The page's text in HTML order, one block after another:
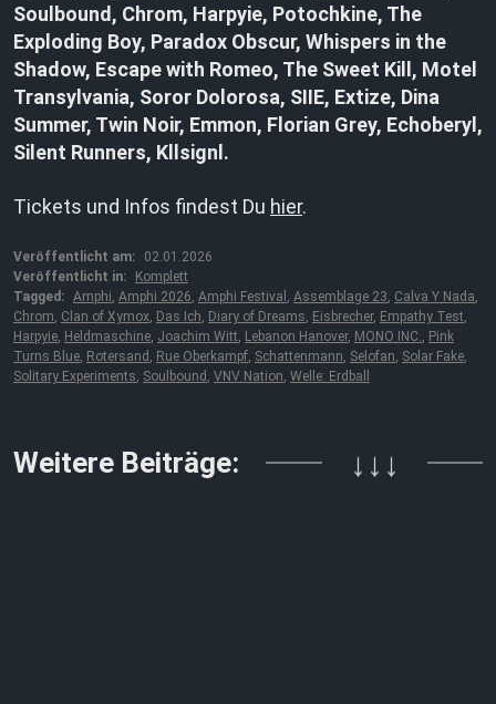
Soulbound, Chrom, Harpyie, Potochkine, The
Exploding Boy, Paradox Obscur, Whispers in the
Shadow, Escape with Romeo, The Sweet Kill, Motel
Transylvania, Soror Dolorosa, SIIE, Extize, Dina
Summer, Twin Noir, Emmon, Florian Grey, Echoberyl,
Silent Runners, Kllsignl.
Tickets und Infos findest Du hier.
Veröffentlicht am:
02.01.2026
Veröffentlicht in:
Komplett
Tagged: Amphi, Amphi 2026, Amphi Festival , Assemblage 23, Calva Y Nada,
Chrom, Clan of Xymox, Das Ich, Diary of Dreams, Eisbrecher, Empathy Test,
Harpyie, Heldmaschine, Joachim Witt, Lebanon Hanover, MONO INC., Pink
Turns Blue, Rotersand , Rue Oberkampf, Schattenmann, Selofan, Solar Fake,
Solitary Experiments, Soulbound , VNV Nation, Welle: Erdball
Weitere Beiträge: ↓↓↓